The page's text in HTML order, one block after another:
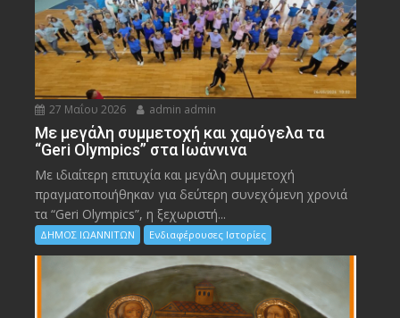
27 Μαΐου 2026 admin admin
Με μεγάλη συμμετοχή και χαμόγελα τα
“Geri Olympics” στα Ιωάννινα
Με ιδιαίτερη επιτυχία και μεγάλη συμμετοχή
πραγματοποιήθηκαν για δεύτερη συνεχόμενη χρονιά
τα “Geri Olympics”, η ξεχωριστή...
ΔΗΜΟΣ ΙΩΑΝΝΙΤΩΝ Ενδιαφέρουσες Ιστορίες